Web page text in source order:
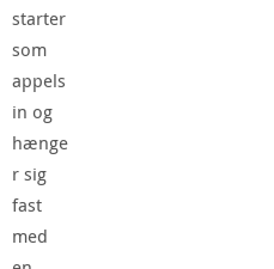
starter
som
appels
in og
hænge
r sig
fast
med